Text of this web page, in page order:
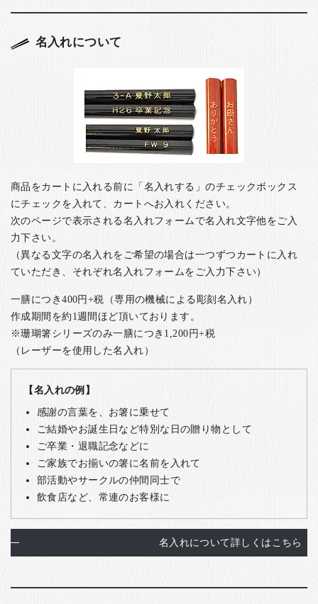
名入れについて
商品をカートに入れる前に「名入れする」のチェックボックス
にチェックを入れて、カートへお入れください。
次のページで表示される名入れフォームで名入れ文字他をご入
力下さい。
（異なる文字の名入れをご希望の場合は一つずつカートに入れ
ていただき、それぞれ名入れフォームをご入力下さい）
一膳につき400円+税（専用の機械による彫刻名入れ）
作成期間を約1週間ほど頂いております。
※珊瑚箸シリーズのみ一膳につき1,200円+税
（レーザーを使用した名入れ）
【名入れの例】
感謝の言葉を、お箸に乗せて
ご結婚やお誕生日など特別な日の贈り物として
ご卒業・退職記念などに
ご家族でお揃いの箸に名前を入れて
部活動やサークルの仲間同士で
飲食店など、常連のお客様に
名入れについて詳しくはこちら